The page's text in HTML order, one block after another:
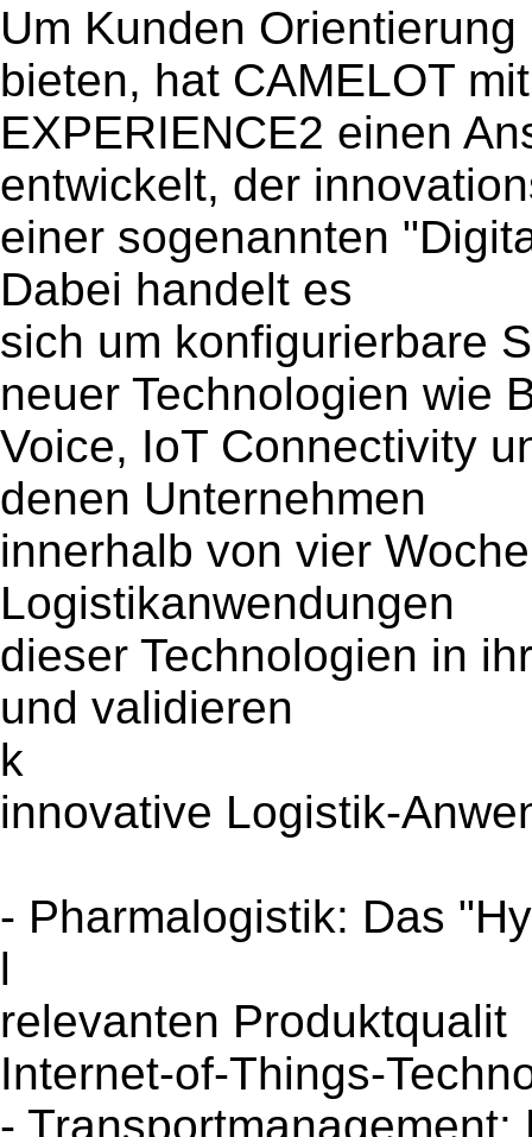
Um Kunden
bieten, hat CAMELOT
EXPERIENCE2 einen
entwickelt, der
einer sogenannten
Dabei handelt es
sich um konfigurierbare
neuer Technologien wie
Voice, IoT Connectivity
denen Unternehmen
innerhalb von vier
Logistikanwendungen
dieser Technologien in
und validieren
k
innovative Logistik-
- Pharmalogistik: Das
l
relevanten Produktqualit
Internet-of-Things-
-